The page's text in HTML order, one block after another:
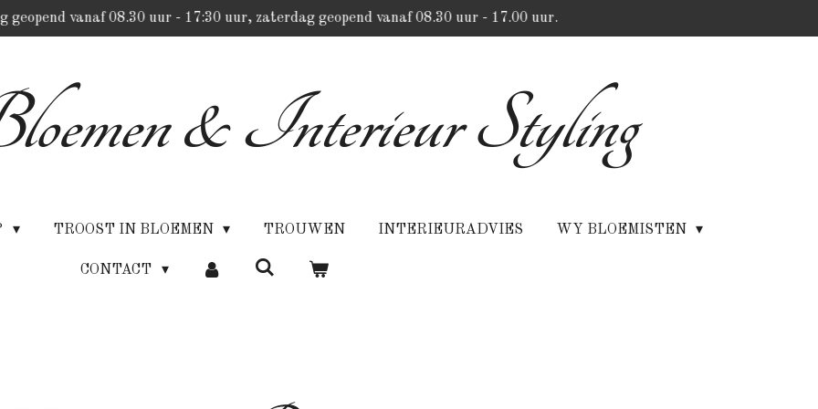
geopend vanaf 08.30 uur - 17:30 uur, zaterdag geopend vanaf 08.30 uur - 17.00 uur.
& Interieur Styling
TROOST IN BLOEMEN TROUWEN INTERIEURADVIES WY BLOEMISTEN
CONTACT